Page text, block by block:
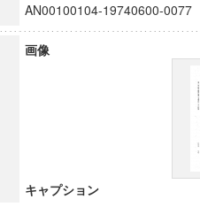
AN00100104-19740600-0077
画像
キャプション